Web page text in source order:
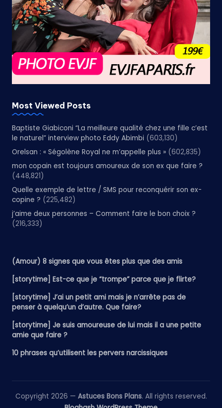
Most Viewed Posts
Baptiste Giabiconi “La meilleure qualité chez une fille c’est
le naturel” interview photo Eddy Abimbi (603,130)
Orelsan : « Ségolène Royal ne m’appelle plus » (602,835)
mon copain est toujours amoureux de son ex que faire ?
(448,821)
Quelle exemple de lettre / SMS pour reconquérir son ex-
copine ? (225,482)
j’aime deux personnes – Comment faire le bon choix ?
(216,333)
(Amour) 8 signes que vous êtes plus que des amis
[storytime] Est-ce que je “trompe” parce que je flirte?
[storytime] J’ai un petit ami mais je n’arrête pas de
penser à quelqu’un d’autre. Que faire?
[storytime] Je suis amoureuse de lui mais il a une petite
amie que faire ?
10 phrases qu’utilisent les pervers narcissiques
Copyright 2026 — Astuces Bons Plans. All rights reserved.